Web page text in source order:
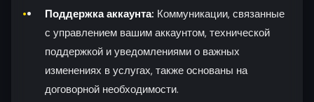
Поддержка аккаунта: Коммуникации, связанные
с управлением вашим аккаунтом, технической
поддержкой и уведомлениями о важных
изменениях в услугах, также основаны на
договорной необходимости.